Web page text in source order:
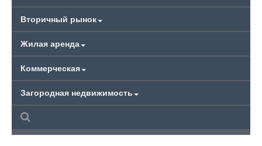
Вторичный рынок
Жилая аренда
Коммерческая
Загородная недвижимость